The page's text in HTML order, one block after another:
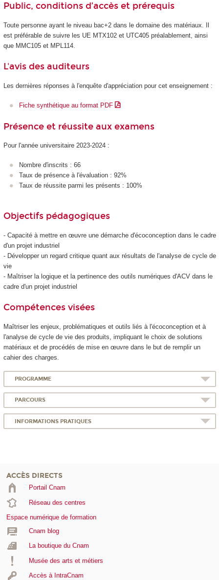
Public, conditions d’accès et prérequis
Toute personne ayant le niveau bac+2 dans le domaine des matériaux. Il
est préférable de suivre les UE MTX102 et UTC405 préalablement, ainsi
que MMC105 et MPL114.
L'avis des auditeurs
Les dernières réponses à l'enquête d'appréciation pour cet enseignement :
Fiche synthétique au format PDF
Présence et réussite aux examens
Pour l'année universitaire 2023-2024 :
Nombre d'inscrits : 66
Taux de présence à l'évaluation : 92%
Taux de réussite parmi les présents : 100%
Objectifs pédagogiques
- Capacité à mettre en œuvre une démarche d'écoconception dans le cadre
d'un projet industriel
- Développer un regard critique quant aux résultats de l'analyse de cycle de
vie
- Maîtriser la logique et la pertinence des outils numériques d'ACV dans le
cadre d'un projet industriel
Compétences visées
Maîtriser les enjeux, problématiques et outils liés à l'écoconception et à
l'analyse de cycle de vie des produits, impliquant le choix de solutions
matériaux et de procédés de mise en œuvre dans le but de remplir un
cahier des charges.
PROGRAMME
PARCOURS
INFORMATIONS PRATIQUES
ACCÈS DIRECTS
Portail Cnam
Réseau des centres
Espace numérique de formation
Cnam blog
La boutique du Cnam
Musée des arts et métiers
Accès à IntraCnam